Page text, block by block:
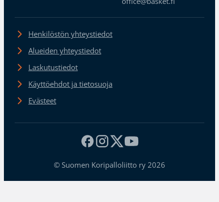
Henkilöstön yhteystiedot
Alueiden yhteystiedot
Laskutustiedot
Käyttöehdot ja tietosuoja
Evästeet
© Suomen Koripalloliitto ry 2026